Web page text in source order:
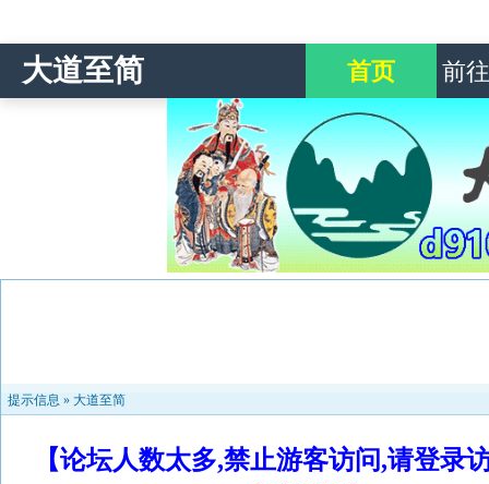
大道至简 首页 前
提示信息 » 大道至简
【论坛人数太多,禁止游客访问,请登